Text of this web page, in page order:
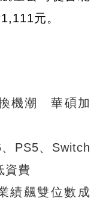
元。
換機潮 華碩加
PS5、Switch
資費
績飆雙位數成